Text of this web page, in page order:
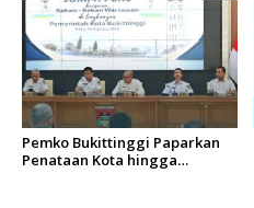
Pemko Bukittinggi Paparkan
Penataan Kota hingga